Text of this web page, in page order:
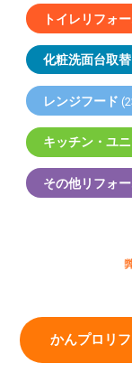
トイレリフォ
化粧洗面台取替
レンジフード
キッチン・ユ
その他リフォ
かんプロリ